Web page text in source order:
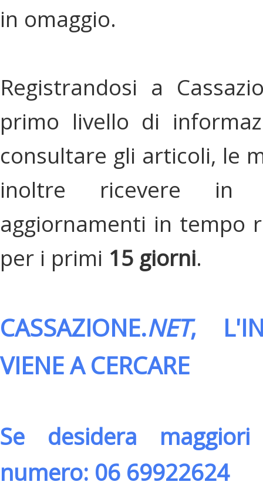
in omaggio.
Registrandosi a
primo livello di
consultare gli articoli, le
inoltre ricevere in
aggiornamenti in tempo
per i primi 15 giorni.
CASSAZIONE.NET,
VIENE A CERCARE
Se desidera
numero: 06 69922624